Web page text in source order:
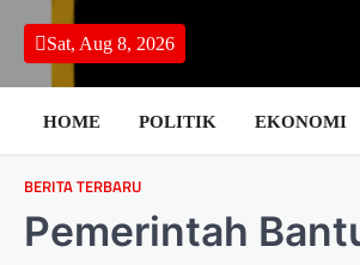
content
Sat, Aug 8, 2026
HOME POLITIK EKONOMI
BERITA TERBARU
Pemerintah